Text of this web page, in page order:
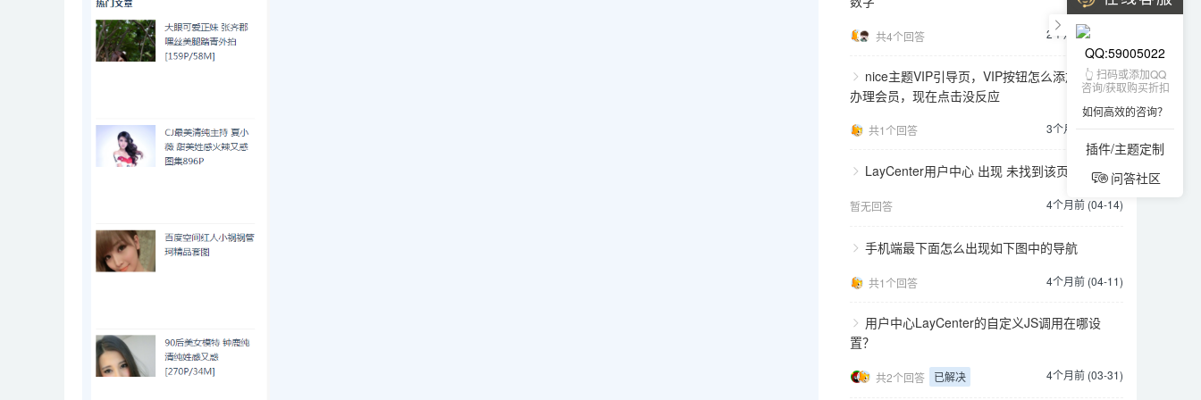
共4个回答 2个月前 (06-21)
nice主题VIP引导页，VIP按钮怎么添加链接
办理会员，现在点击没反应
共1个回答 3个月前 (05-23)
LayCenter用户中心 出现 未找到该页面
暂无回答 4个月前 (04-14)
手机端最下面怎么出现如下图中的导航
共1个回答 4个月前 (04-11)
用户中心LayCenter的自定义JS调用在哪设
置？
共2个回答 已解决 4个月前 (03-31)
QQ:59005022
👆 扫码或添加QQ
咨询/获取购买折扣
如何高效的咨询？
插件/主题定制
问答社区